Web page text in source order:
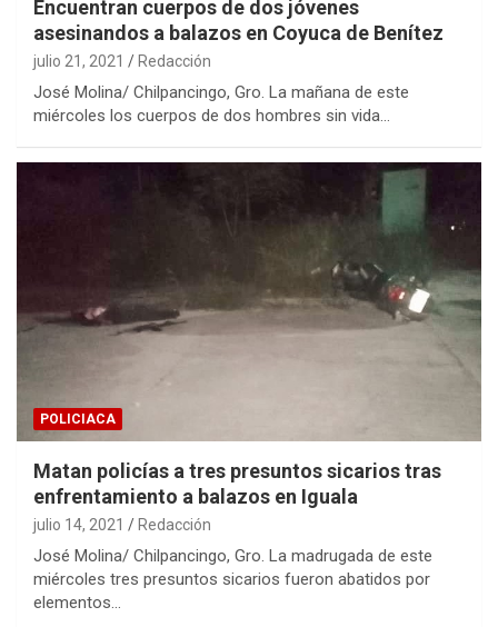
Encuentran cuerpos de dos jóvenes
asesinandos a balazos en Coyuca de Benítez
julio 21, 2021 Redacción
José Molina/ Chilpancingo, Gro. La mañana de este
miércoles los cuerpos de dos hombres sin vida…
POLICIACA
Matan policías a tres presuntos sicarios tras
enfrentamiento a balazos en Iguala
julio 14, 2021 Redacción
José Molina/ Chilpancingo, Gro. La madrugada de este
miércoles tres presuntos sicarios fueron abatidos por
elementos…